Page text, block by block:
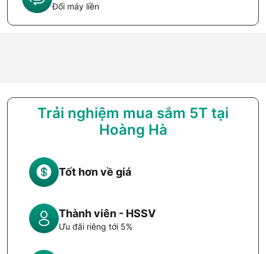
Đổi máy liền
Trải nghiệm mua sắm 5T tại
Hoàng Hà
Tốt hơn về giá
Thành viên - HSSV
Ưu đãi riêng tới 5%